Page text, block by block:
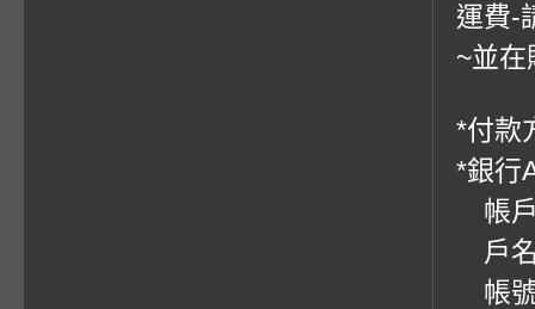
運費-
~並在
*付款
*銀行
帳戶
戶
帳